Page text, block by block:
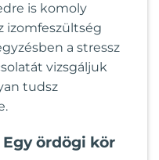
is komoly
izomfeszültség
a stressz
vizsgáljuk
tudsz
ördögi kör